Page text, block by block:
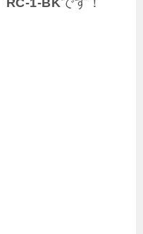
RC-1-BK